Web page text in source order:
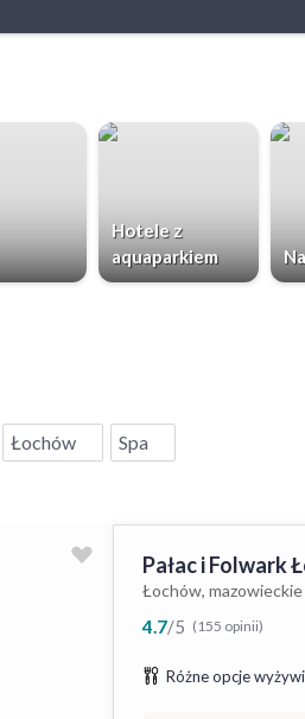
Hotele z
aquaparkiem
Łochów Spa
Pałac i Folwark
Łochów, mazowieckie
4.7/5 (155 opinii)
Różne opcje